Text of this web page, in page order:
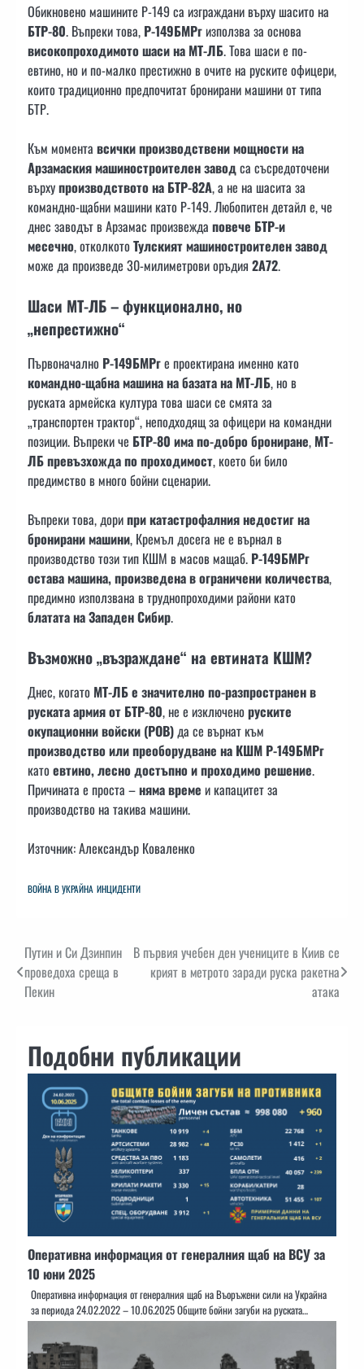
Обикновено машините Р-149 са изграждани върху шасито на
БТР-80. Въпреки това, Р-149БМРгизползва за основа
високопроходимото шаси на МТ-ЛБ. Това шаси е по-
евтино, но и по-малко престижно в очите на руските офицери,
които традиционно предпочитат бронирани машини от типа
БТР.
Към момента всички производствени мощности на
Арзамаския машиностроителен заводса съсредоточени
върхупроизводството на БТР-82А, а не на шасита за
командно-щабни машини като Р-149. Любопитен детайл е, че
днес заводът в Арзамас произвежда повече БТР-и
месечно, отколкотоТулският машиностроителен завод
може да произведе 30-милиметрови оръдия 2А72.
Шаси МТ-ЛБ – функционално, но
„непрестижно“
Първоначално Р-149БМРге проектирана именно като
командно-щабна машина на базата на МТ-ЛБ, но в
руската армейска култура това шаси се смята за
„транспортен трактор“, неподходящ за офицери на командни
позиции. Въпреки че БТР-80 има по-добро брониране, МТ-
ЛБ превъзхожда по проходимост, което би било
предимство в много бойни сценарии.
Въпреки това, дорипри катастрофалния недостиг на
бронирани машини, Кремъл досега не е върнал в
производство този тип КШМ в масов мащаб. Р-149БМРг
остава машина, произведена в ограничени количества,
предимно използвана в труднопроходими райони като
блатата на Западен Сибир.
Възможно „възраждане“ на евтината КШМ?
Днес, когато МТ-ЛБ е значително по-разпространен в
руската армия от БТР-80, не е изключеноруските
окупационни войски (РОВ)да се върнат към
производство или преоборудване на КШМ Р-149БМРг
катоевтино, лесно достъпно и проходимо решение.
Причината е проста –няма време и капацитет за
производство на такива машини.
Източник: Александър Коваленко
ВОЙНА В УКРАЙНА ИНЦИДЕНТИ
Навигация
Путин и Си Дзинпин
проведоха среща в
Пекин
В първия учебен ден учениците в Киив се
крият в метрото заради руска ракетна
атака
Подобни публикации
Оперативна информация от генералния щаб на ВСУ за
10 юни 2025
Оперативна информация от генералния щаб на Въоръжени сили на Украйна
за периода 24.02.2022 – 10.06.2025 Общите бойни загуби на руската…